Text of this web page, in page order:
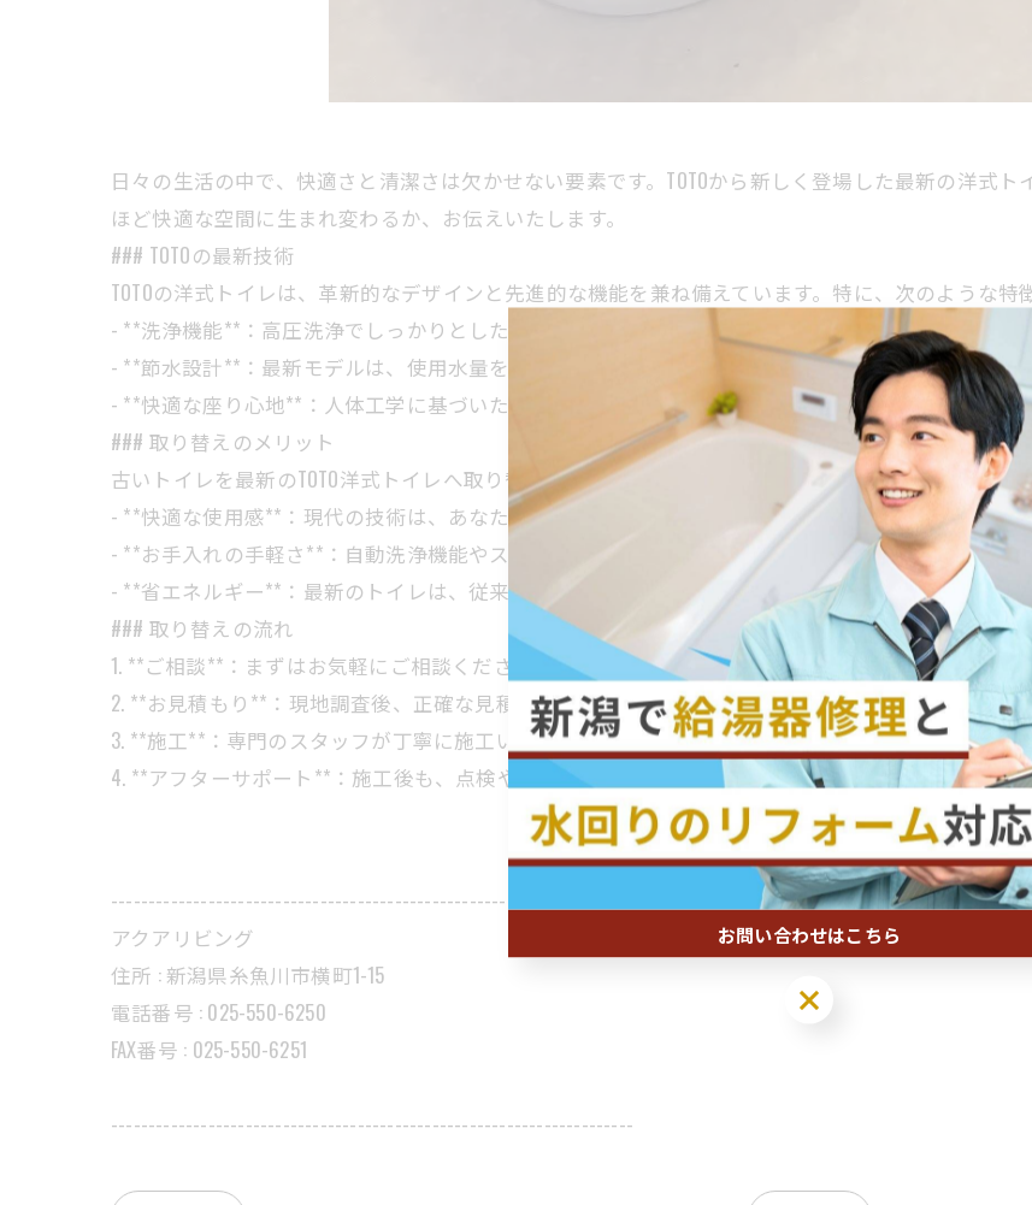
日々の生活の中で、快適さと清潔さは欠かせない要素です。TOTOから新しく登場した最新の洋式
ほど快適な空間に生まれ変わるか、お伝えいたします。
### TOTOの最新技術
TOTOの洋式トイレは、革新的なデザインと先進的な機能を兼ね備えています。特に、次のような特
- **洗浄機能**：高圧洗浄でしっかりとした洗浄を可能にし、毎回の使用後も清潔さを保ちます。
- **節水設計**：最新モデルは、使用水量を徹底的に見直し、環境にも配慮したエコ設計を実現して
- **快適な座り心地**：人体工学に基づいたデザインにより、長時間の使用でも疲れにくい作りとな
### 取り替えのメリット
古いトイレを最新のTOTO洋式トイレへ取り替えることで得られるメリットは多数あります。例えば
- **快適な使用感**：現代の技術は、あなたのトイレ体験を格段に向上させます。
- **お手入れの手軽さ**：自動洗浄機能やスムーズな表面処理により、清掃の手間が大幅に軽減され
- **省エネルギー**：最新のトイレは、従来のモデルと比べて水道代やエネルギー費用の削減に貢献
### 取り替えの流れ
1. **ご相談**：まずはお気軽にご相談ください。お客様のニーズに最適なモデルをご提案いたします
2. **お見積もり**：現地調査後、正確な見積もりを提示いたします。
3. **施工**：専門のスタッフが丁寧に施工いたします。取り替えは最短2時間で完了します。
4. **アフターサポート**：施工後も、点検やメンテナンスについてサポートを提供しております。
----------------------------------------------------------------------
アクアリビング
住所 : 新潟県糸魚川市横町1-15
電話番号 : 025-550-6250
FAX番号 : 025-550-6251
----------------------------------------------------------------------
お問い合わせはこちら